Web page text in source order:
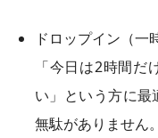
ドロップイン（一
「今日は2時間
い」という方に
無駄がありません。